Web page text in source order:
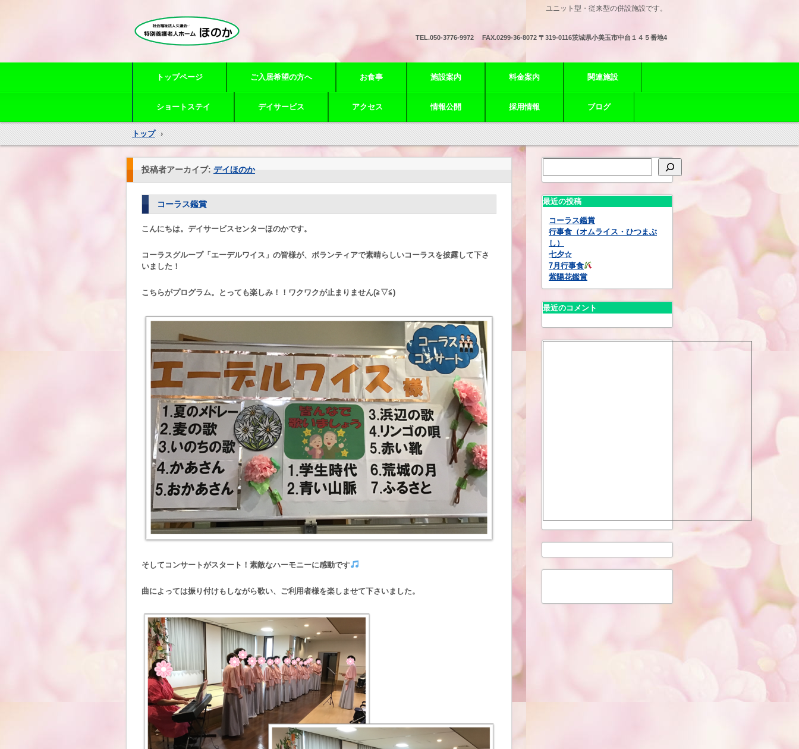
ユニット型・従来型の併設施設です。
TEL.050-3776-9972 FAX.0299-36-8072 〒319-0116茨城県小美玉市中台１４５番地4
トップページ ご入居希望の方へ お食事 施設案内 料金案内 関連施設
ショートステイ デイサービス アクセス 情報公開 採用情報 ブログ
トップ ›
投稿者アーカイブ: デイほのか
コーラス鑑賞
こんにちは。デイサービスセンターほのかです。
コーラスグループ「エーデルワイス」の皆様が、ボランティアで素晴らしいコーラスを披露して下さ
いました！
こちらがプログラム。とっても楽しみ！！ワクワクが止まりません(≧▽≦)
そしてコンサートがスタート！素敵なハーモニーに感動です
曲によっては振り付けもしながら歌い、ご利用者様を楽しませて下さいました。
最近の投稿
コーラス鑑賞
行事食（オムライス・ひつまぶ
し）
七夕☆
7月行事食
紫陽花鑑賞
最近のコメント